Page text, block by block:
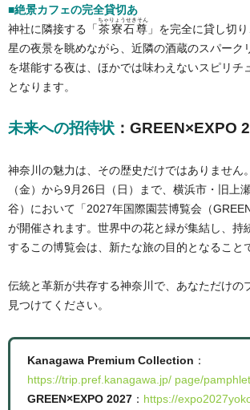
■絶景カフェの完全貸切あ
神社に隣接する「茶寮石尊
ちゃりょうせきそん
」を完全に貸し切
星の夜景を眺めながら、近隣の酒蔵のスパーク
を堪能する夜は、ほかでは味わえないスピリチ
となります。
未来への招待状 ：GREEN×EXPO
神奈川の魅力は、その歴史だけではありません
（金）から9月26日（日）まで、横浜市・旧上
谷）において「2027年国際園芸博覧会（
が開催されます。世界中の花と緑が集結し、持
するこの博覧会は、新たな旅の目的となること
伝統と革新が共存する神奈川で、あなただけの
見つけてください。
Kanagawa Premium Collection ：
https://trip.pref.kanagawa.jp/ page/
GREEN×EXPO 2027 ： https://